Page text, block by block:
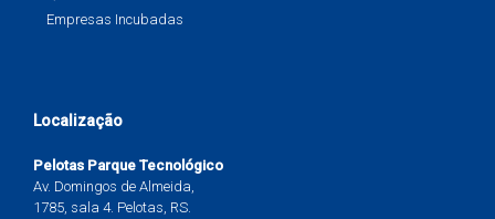
Empresas Incubadas
Localização
Pelotas Parque Tecnológico
Av. Domingos de Almeida,
1785, sala 4. Pelotas, RS.